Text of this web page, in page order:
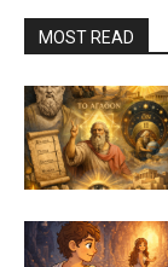
MOST READ